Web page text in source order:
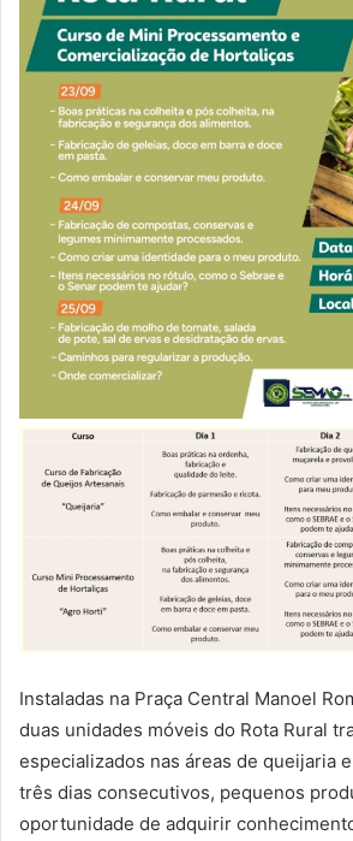
Instaladas na Praça Central Manoel
duas unidades móveis do Rota Rural
especializados nas áreas de queijaria
três dias consecutivos, pequenos
oportunidade de adquirir